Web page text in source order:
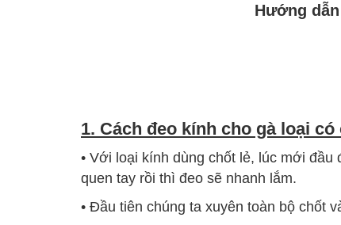
Hướng
1. Cách đeo kính cho gà loại có
• Với loại kính dùng chốt lẻ, lúc mới
quen tay rồi thì đeo sẽ nhanh lắm.
• Đầu tiên chúng ta xuyên toàn bộ chốt